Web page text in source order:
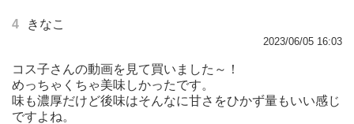
4 きなこ
2023/06/05 16:03
コス子さんの動画を見て買いました～！
めっちゃくちゃ美味しかったです。
味も濃厚だけど後味はそんなに甘さをひかず量もいい感じ
ですよね。